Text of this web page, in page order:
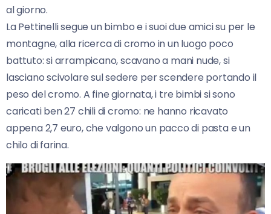
al giorno.
La Pettinelli segue un bimbo e i suoi due amici su per le
montagne, alla ricerca di cromo in un luogo poco
battuto: si arrampicano, scavano a mani nude, si
lasciano scivolare sul sedere per scendere portando il
peso del cromo. A fine giornata, i tre bimbi si sono
caricati ben 27 chili di cromo: ne hanno ricavato
appena 2,7 euro, che valgono un pacco di pasta e un
chilo di farina.